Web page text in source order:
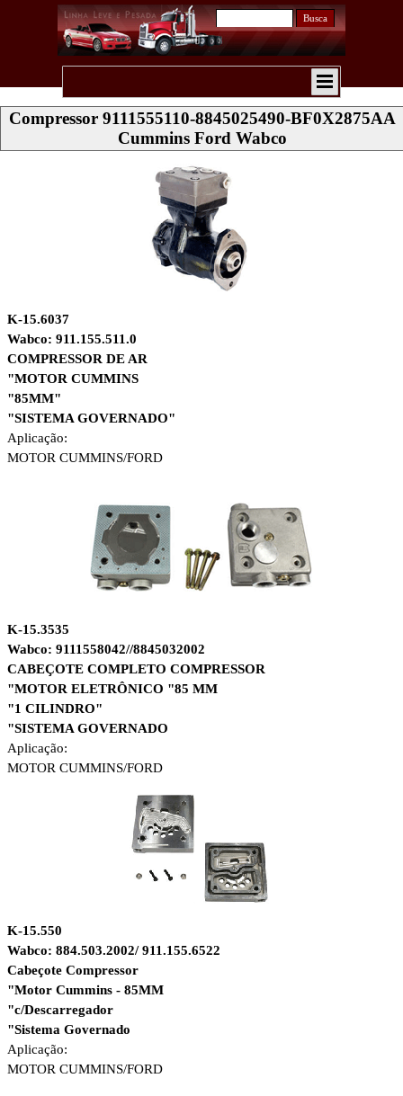
Busca
Compressor 9111555110-8845025490-BF0X2875AA
Cummins Ford Wabco
K-15.6037
Wabco: 911.155.511.0
COMPRESSOR DE AR
"MOTOR CUMMINS
"85MM"
"SISTEMA GOVERNADO"
Aplicação:
MOTOR CUMMINS/FORD
K-15.3535
Wabco: 9111558042//8845032002
CABEÇOTE COMPLETO COMPRESSOR
"MOTOR ELETRÔNICO "85 MM
"1 CILINDRO"
"SISTEMA GOVERNADO
Aplicação:
MOTOR CUMMINS/FORD
K-15.550
Wabco: 884.503.2002/ 911.155.6522
Cabeçote Compressor
"Motor Cummins - 85MM
"c/Descarregador
"Sistema Governado
Aplicação:
MOTOR CUMMINS/FORD